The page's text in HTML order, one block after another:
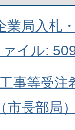
業局入札
イル:
事等受注
市長部局